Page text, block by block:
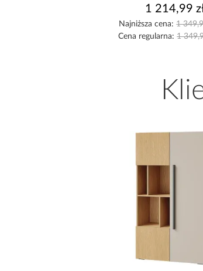
1 214,99 zł
Najniższa cena: 1 349,99 zł
Cena regularna:1 349,99 zł